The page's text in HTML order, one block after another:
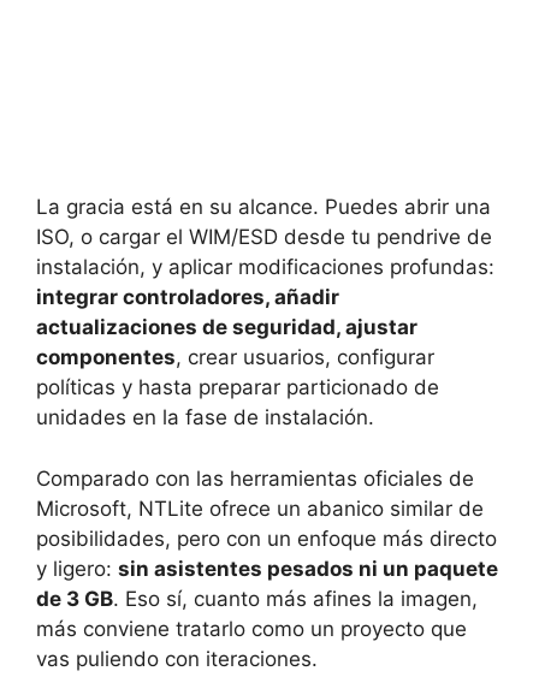
La gracia está en su alcance. Puedes abrir una
ISO, o cargar el WIM/ESD desde tu pendrive de
instalación, y aplicar modificaciones profundas:
integrar controladores, añadir
actualizaciones de seguridad, ajustar
componentes, crear usuarios, configurar
políticas y hasta preparar particionado de
unidades en la fase de instalación.
Comparado con las herramientas oficiales de
Microsoft, NTLite ofrece un abanico similar de
posibilidades, pero con un enfoque más directo
y ligero: sin asistentes pesados ni un paquete
de 3 GB. Eso sí, cuanto más afines la imagen,
más conviene tratarlo como un proyecto que
vas puliendo con iteraciones.